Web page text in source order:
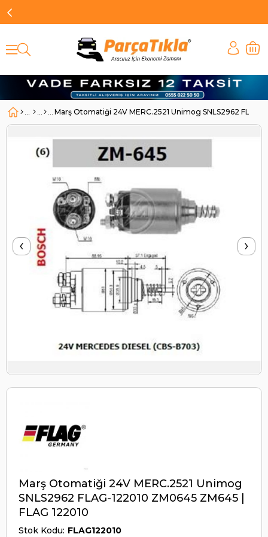
Marş Otomatiği 24V MERC.2521 Unimog SNLS2962 FLAG-
‹ ›
Marş Otomatiği 24V MERC.2521 Unimog
SNLS2962 FLAG-122010 ZM0645 ZM645 |
FLAG 122010
Stok Kodu FLAG122010